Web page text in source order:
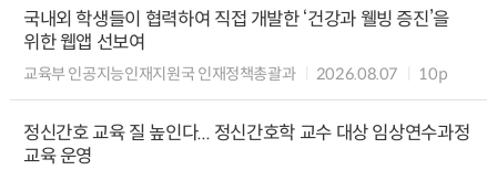
국내외 학생들이 협력하여 직접 개발한 ‘건강과 웰빙 증진’을
위한 웹앱 선보여
교육부 인공지능인재지원국 인재정책총괄과 2026.08.07 10p
정신간호 교육 질 높인다... 정신간호학 교수 대상 임상연수과정
교육 운영